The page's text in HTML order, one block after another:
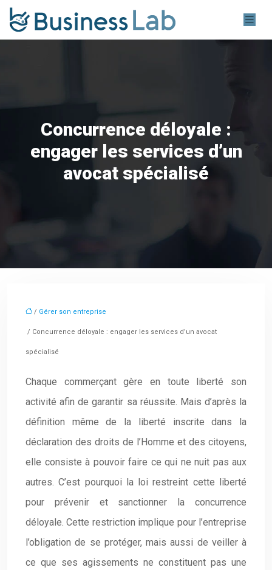
Concurrence déloyale :
engager les services d’un
avocat spécialisé
/ Gérer son entreprise
/ Concurrence déloyale : engager les services d’un avocat
spécialisé
Chaque commerçant gère en toute liberté son
activité afin de garantir sa réussite. Mais d’après la
définition même de la liberté inscrite dans la
déclaration des droits de l’Homme et des citoyens,
elle consiste à pouvoir faire ce qui ne nuit pas aux
autres. C’est pourquoi la loi restreint cette liberté
pour prévenir et sanctionner la concurrence
déloyale. Cette restriction implique pour l’entreprise
l’obligation de se protéger, mais aussi de veiller à
ce que ses agissements ne constituent pas une